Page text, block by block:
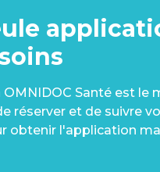
Santé est le
réserver et de suivre
obtenir l'application